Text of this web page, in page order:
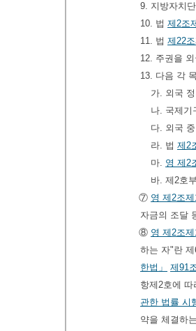
9. 지방자치
10. 법 제2조
11. 법 제22
12. 주권을
13. 다음 각
가. 외국
나. 국제
다. 외국
라. 법 제2
마. 영 제2
바. 제2호
⑦ 영 제2조
자금의 조달
⑧ 영 제2조
하는 자"란
한법」
제91
항제2호에
관한 법률 시
약을 체결하